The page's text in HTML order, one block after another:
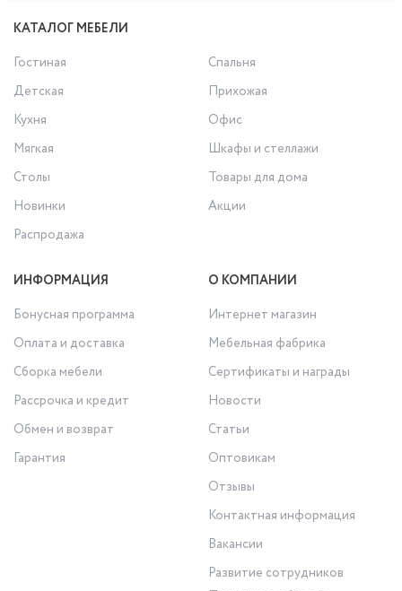
КАТАЛОГ МЕБЕЛИ
Гостиная
Спальня
Детская
Прихожая
Кухня
Офис
Мягкая
Шкафы и стеллажи
Столы
Товары для дома
Новинки
Акции
Распродажа
ИНФОРМАЦИЯ
Бонусная программа
Оплата и доставка
Сборка мебели
Рассрочка и кредит
Обмен и возврат
Гарантия
О КОМПАНИИ
Интернет магазин
Мебельная фабрика
Сертификаты и награды
Новости
Статьи
Оптовикам
Отзывы
Контактная информация
Вакансии
Развитие сотрудников